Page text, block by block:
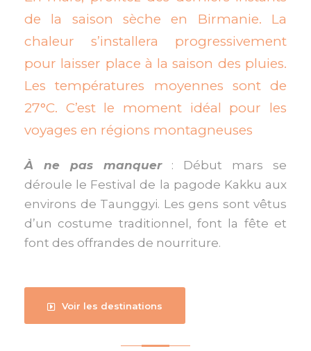
de la saison sèche en Birmanie. La
chaleur s’installera progressivement
pour laisser place à la saison des pluies.
Les températures moyennes sont de
27°C. C’est le moment idéal pour les
voyages en régions montagneuses
À ne pas manquer: Début mars se
déroule le Festival de la pagode Kakku aux
environs de Taunggyi. Les gens sont vêtus
d’un costume traditionnel, font la fête et
font des offrandes de nourriture.
Voir les destinations